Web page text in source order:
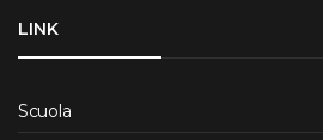
LINK
Scuola